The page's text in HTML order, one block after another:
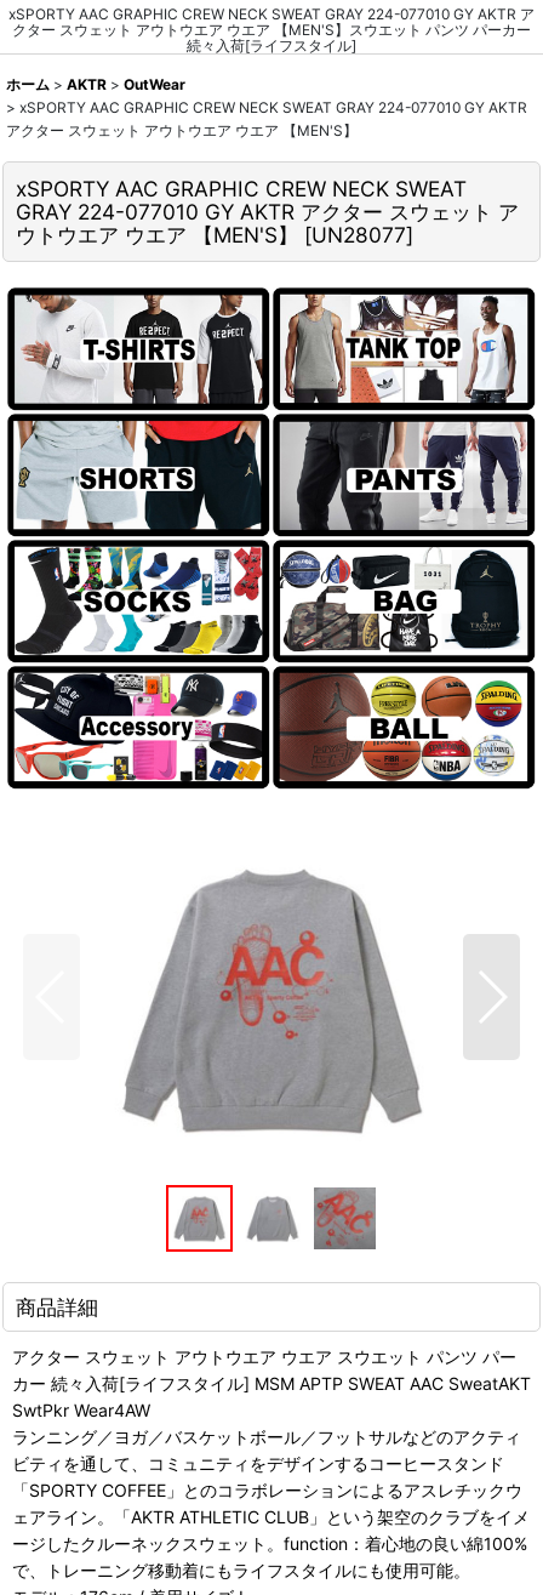
xSPORTY AAC GRAPHIC CREW NECK SWEAT GRAY 224-077010 GY AKTR ア
クター スウェット アウトウエア ウエア 【MEN'S】スウエット パンツ パーカー
続々入荷[ライフスタイル]
ホーム > AKTR > OutWear
> xSPORTY AAC GRAPHIC CREW NECK SWEAT GRAY 224-077010 GY AKTR
アクター スウェット アウトウエア ウエア 【MEN'S】
xSPORTY AAC GRAPHIC CREW NECK SWEAT
GRAY 224-077010 GY AKTR アクター スウェット ア
ウトウエア ウエア 【MEN'S】
[UN28077]
商品詳細
アクター スウェット アウトウエア ウエア スウエット パンツ パー
カー 続々入荷[ライフスタイル] MSM APTP SWEAT AAC SweatAKT
SwtPkr Wear4AW
ランニング／ヨガ／バスケットボール／フットサルなどのアクティ
ビティを通して、コミュニティをデザインするコーヒースタンド
「SPORTY COFFEE」とのコラボレーションによるアスレチックウ
ェアライン。「AKTR ATHLETIC CLUB」という架空のクラブをイメ
ージしたクルーネックスウェット。function：着心地の良い綿100%
で、トレーニング移動着にもライフスタイルにも使用可能。